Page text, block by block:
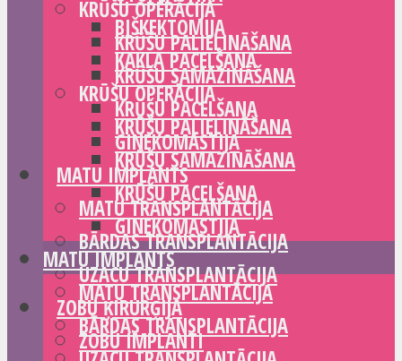
KRŪŠU OPERĀCIJA
KRŪŠU PALIELINĀŠANA
KRŪŠU SAMAZINĀŠANA
KRŪŠU PACELŠANA
GINEKOMASTIJA
MATU IMPLANTS
MATU TRANSPLANTĀCIJA
BĀRDAS TRANSPLANTĀCIJA
UZACU TRANSPLANTĀCIJA
ZOBU ĶIRURĢIJA
ZOBU IMPLANTI
BIŠKEKTOMIJA
KAKLA PACELŠANA
KRŪŠU OPERĀCIJA
KRŪŠU PALIELINĀŠANA
KRŪŠU SAMAZINĀŠANA
KRŪŠU PACELŠANA
GINEKOMASTIJA
MATU IMPLANTS
MATU TRANSPLANTĀCIJA
BĀRDAS TRANSPLANTĀCIJA